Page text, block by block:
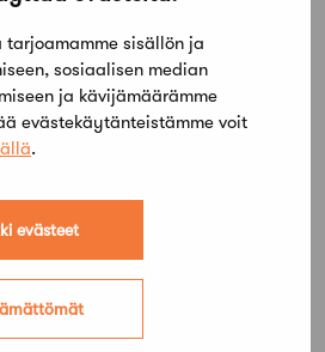
tarjoamamme sisällön ja
sosiaalisen median
ja kävijämäärämme
evästekäytänteistämme voit
.
evästeet
Helsingin
17.1.2012